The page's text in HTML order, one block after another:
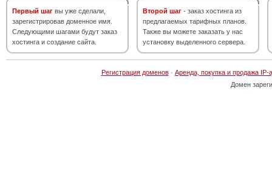
Первый шаг вы уже сделали,
зарегистрировав доменное имя.
Следующими шагами будут заказ
хостинга и создание сайта.
Второй шаг - заказ хостинга из
предлагаемых тарифных планов.
Также вы можете заказать у нас
установку выделенного сервера.
Регистрация доменов· Аренда, покупка и продажа IP-
Домен